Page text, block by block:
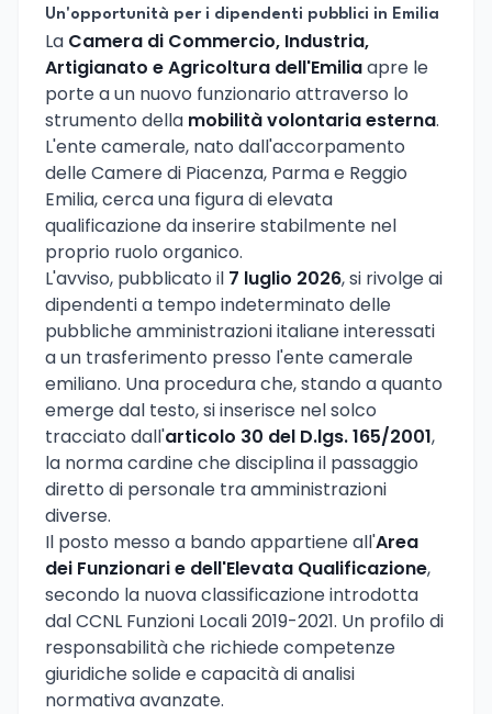
Un'opportunità per i dipendenti pubblici in Emilia
La Camera di Commercio, Industria,
Artigianato e Agricoltura dell'Emiliaapre le
porte a un nuovo funzionario attraverso lo
strumento della mobilità volontaria esterna.
L'ente camerale, nato dall'accorpamento
delle Camere di Piacenza, Parma e Reggio
Emilia, cerca una figura di elevata
qualificazione da inserire stabilmente nel
proprio ruolo organico.
L'avviso, pubblicato il 7 luglio 2026, si rivolge ai
dipendenti a tempo indeterminato delle
pubbliche amministrazioni italiane interessati
a un trasferimento presso l'ente camerale
emiliano. Una procedura che, stando a quanto
emerge dal testo, si inserisce nel solco
tracciato dall'articolo 30 del D.lgs. 165/2001,
la norma cardine che disciplina il passaggio
diretto di personale tra amministrazioni
diverse.
Il posto messo a bando appartiene all'Area
dei Funzionari e dell'Elevata Qualificazione,
secondo la nuova classificazione introdotta
dal CCNL Funzioni Locali 2019-2021. Un profilo di
responsabilità che richiede competenze
giuridiche solide e capacità di analisi
normativa avanzate.